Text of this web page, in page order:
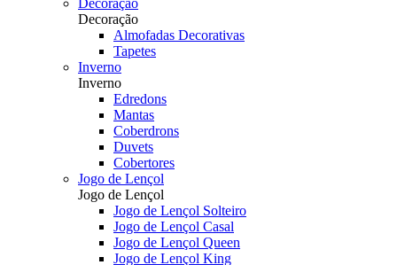
Decoração
Decoração
Almofadas Decorativas
Tapetes
Inverno
Inverno
Edredons
Mantas
Coberdrons
Duvets
Cobertores
Jogo de Lençol
Jogo de Lençol
Jogo de Lençol Solteiro
Jogo de Lençol Casal
Jogo de Lençol Queen
Jogo de Lençol King